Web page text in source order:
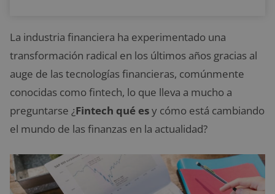
La industria financiera ha experimentado una
transformación radical en los últimos años gracias al
auge de las tecnologías financieras, comúnmente
conocidas como fintech, lo que lleva a mucho a
preguntarse ¿Fintech qué esy cómo está cambiando
el mundo de las finanzas en la actualidad?